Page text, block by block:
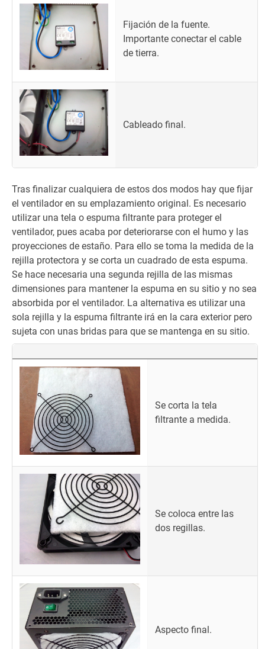
Fijación de la fuente.
Importante conectar el cable
de tierra.
Cableado final.
Tras finalizar cualquiera de estos dos modos hay que fijar
el ventilador en su emplazamiento original. Es necesario
utilizar una tela o espuma filtrante para proteger el
ventilador, pues acaba por deteriorarse con el humo y las
proyecciones de estaño. Para ello se toma la medida de la
rejilla protectora y se corta un cuadrado de esta espuma.
Se hace necesaria una segunda rejilla de las mismas
dimensiones para mantener la espuma en su sitio y no sea
absorbida por el ventilador. La alternativa es utilizar una
sola rejilla y la espuma filtrante irá en la cara exterior pero
sujeta con unas bridas para que se mantenga en su sitio.
Se corta la tela
filtrante a medida.
Se coloca entre las
dos regillas.
Aspecto final.